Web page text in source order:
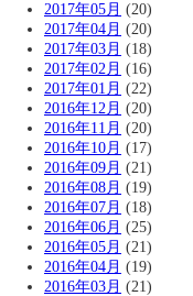
2017年05月 (20)
2017年04月 (20)
2017年03月 (18)
2017年02月 (16)
2017年01月 (22)
2016年12月 (20)
2016年11月 (20)
2016年10月 (17)
2016年09月 (21)
2016年08月 (19)
2016年07月 (18)
2016年06月 (25)
2016年05月 (21)
2016年04月 (19)
2016年03月 (21)